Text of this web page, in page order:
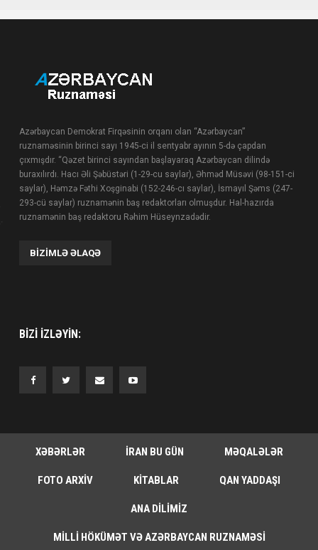
Azərbaycan Demokrat Firqəsinin orqanı olan “Azərbaycan”
ruznaməsinin birinci sayı 1945-ci il sentyabr ayının 5-də çapdan
çıxmışdır. “Qəzet birinci sayından başlayaraq Azərbaycan dilində
buraxılırdı. Hacı Əli Şəbüstəri (1-29-cu saylar), Əhməd Müsəvi (98-151-ci
saylar), Həmzə Fəthi Xoşginabi (152-246-cı saylar), İsmayıl Şəms (247-
293-cü saylar) ruznamənin baş redaktorları olmuşdur. Hal-hazırda
ruznamənin baş redaktoru Rəhim Hüseynzadədir.
BIZIMLƏ ƏLAQƏ
BIZI IZLƏYIN:
XƏBƏRLƏR İRAN BU GÜN MƏQALƏLƏR
FOTO ARXIV KITABLAR QAN YADDAŞI
ANA DILIMIZ
MILLI HÖKÜMƏT VƏ AZƏRBAYCAN RUZNAMƏSI